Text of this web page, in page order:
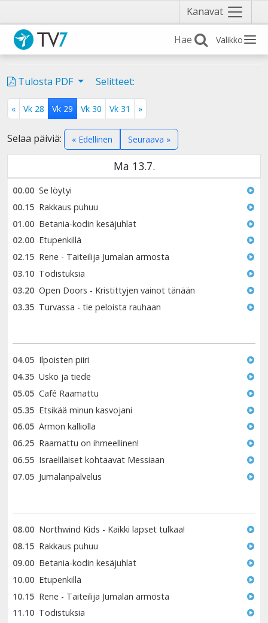
Kanavat Näytä
valikko
Valikko
Tulosta PDF Selitteet:
« Vk 28 Vk 29 Vk 30 Vk 31 »
Selaa päiviä: « Edellinen Seuraava »
Ma 13.7.
00.00 Se löytyi
00.15 Rakkaus puhuu
01.00 Betania-kodin kesäjuhlat
02.00 Etupenkillä
02.15 Rene - Taiteilija Jumalan armosta
03.10 Todistuksia
03.20 Open Doors - Kristittyjen vainot tänään
03.35 Turvassa - tie peloista rauhaan
04.05 Ilpoisten piiri
04.35 Usko ja tiede
05.05 Café Raamattu
05.35 Etsikää minun kasvojani
06.05 Armon kalliolla
06.25 Raamattu on ihmeellinen!
06.55 Israelilaiset kohtaavat Messiaan
07.05 Jumalanpalvelus
08.00 Northwind Kids - Kaikki lapset tulkaa!
08.15 Rakkaus puhuu
09.00 Betania-kodin kesäjuhlat
10.00 Etupenkillä
10.15 Rene - Taiteilija Jumalan armosta
11.10 Todistuksia